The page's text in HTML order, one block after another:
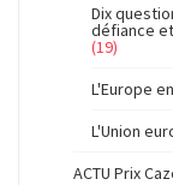
Dix
défiance
(19)
L'Europe
L'Union
ACTU Prix